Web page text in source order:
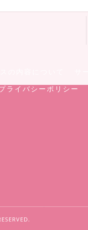
ライバシーポリシー